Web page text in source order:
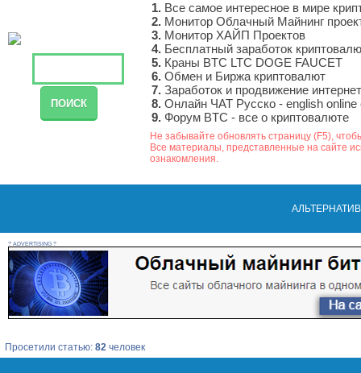
1.Все самое интересное в мире
2.Монитор Облачный Майнинг
3.Монитор ХАЙП Проектов
4.Бесплатный заработок
5.Краны BTC LTC DOGE FAUCET
6.Обмен и Биржа криптовалют
7.Заработок и продвижение
8.Онлайн ЧАТ Русско - english online
9.Форум BTC - все о криптовалюте
Не забывайте обновлять страницу (F5),
Все материалы, представленные на сайте
ознакомления.
? ADVERTISING ?
Просетили статью: 82 человек